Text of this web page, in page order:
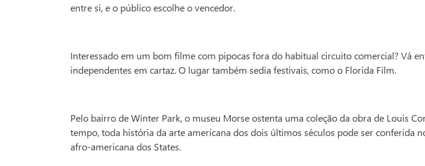
entre si, e o público escolhe o vencedor.
Interessado em um bom filme com pipocas fora do habitual circuito comercial? Vá
independentes em cartaz. O lugar também sedia festivais, como o Florida Film.
Pelo bairro de Winter Park, o museu Morse ostenta uma coleção da obra de Louis
tempo, toda história da arte americana dos dois últimos séculos pode ser conferida
afro-americana dos States.